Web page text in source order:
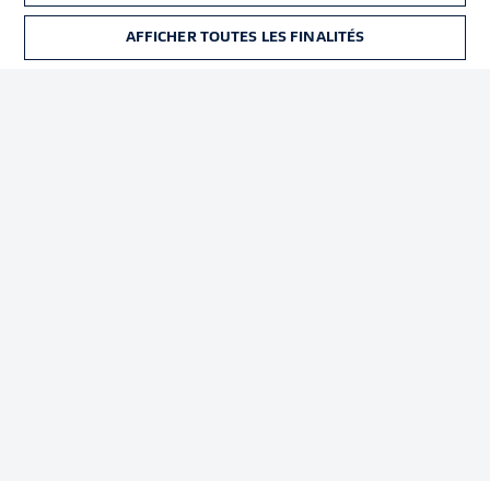
Travaux Contact
AFFICHER TOUTES LES FINALITÉS